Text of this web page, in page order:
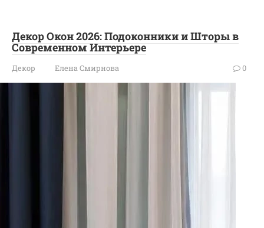
Декор Окон 2026: Подоконники и Шторы в
Современном Интерьере
Декор Елена Смирнова 0